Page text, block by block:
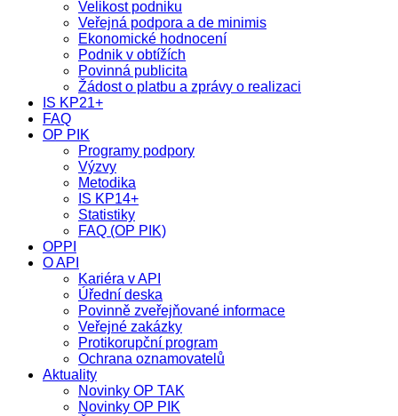
Velikost podniku
Veřejná podpora a de minimis
Ekonomické hodnocení
Podnik v obtížích
Povinná publicita
Žádost o platbu a zprávy o realizaci
IS KP21+
FAQ
OP PIK
Programy podpory
Výzvy
Metodika
IS KP14+
Statistiky
FAQ (OP PIK)
OPPI
O API
Kariéra v API
Úřední deska
Povinně zveřejňované informace
Veřejné zakázky
Protikorupční program
Ochrana oznamovatelů
Aktuality
Novinky OP TAK
Novinky OP PIK